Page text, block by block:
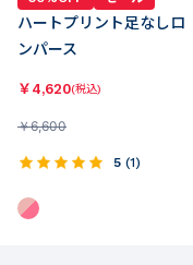
ハートプリント足なしロ
ンパース
￥ 4,620(税込)
￥6,600
5 (1)